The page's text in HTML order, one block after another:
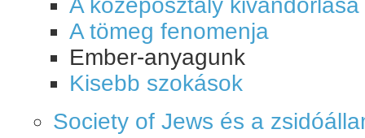
A középosztály kivándorlása
A tömeg fenomenja
Ember-anyagunk
Kisebb szokások
Society of Jews és a